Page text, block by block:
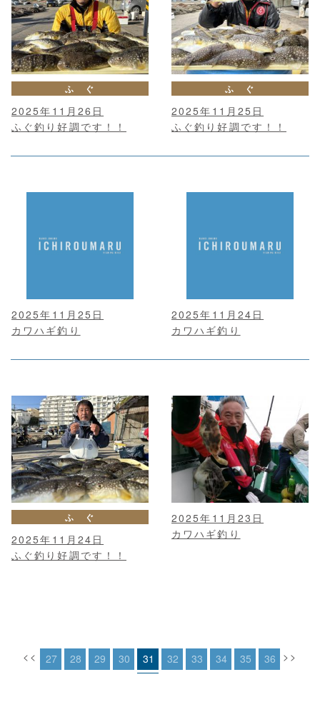
ふ ぐ
2025年11月26日
ふぐ釣り好調です！！
ふ ぐ
2025年11月25日
ふぐ釣り好調です！！
2025年11月25日
カワハギ釣り
2025年11月24日
カワハギ釣り
ふ ぐ
2025年11月24日
ふぐ釣り好調です！！
2025年11月23日
カワハギ釣り
<< 27 28 29 30 31 32 33 34 35 36 >>